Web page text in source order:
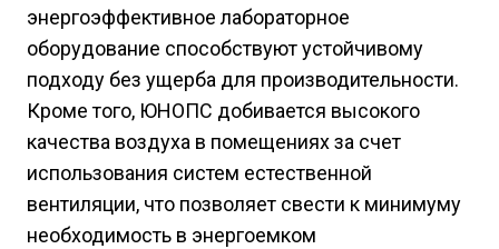
энергоэффективное лабораторное
оборудование способствуют устойчивому
подходу без ущерба для производительности.
Кроме того, ЮНОПС добивается высокого
качества воздуха в помещениях за счет
использования систем естественной
вентиляции, что позволяет свести к минимуму
необходимость в энергоемком